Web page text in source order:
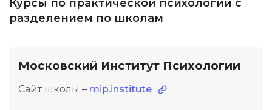
Курсы по практической психологии с
разделением по школам
Московский Институт Психологии
Сайт школы – mip.institute